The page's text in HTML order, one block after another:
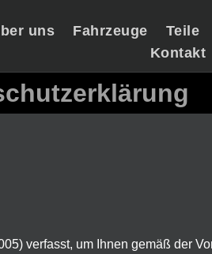
uns Fahrzeuge Teile
Kontakt
verfasst, um Ihnen gemäß der